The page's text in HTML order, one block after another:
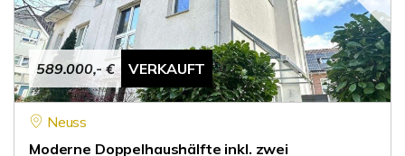
589.000,- € VERKAUFT
Neuss
Moderne Doppelhaushälfte inkl. zwei